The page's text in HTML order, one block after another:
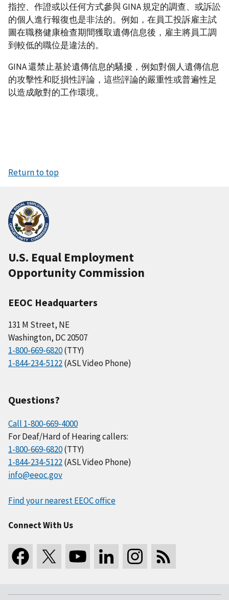
指控、作證或以任何方式參與 GINA 規定的調查、或訴訟
的個人進行報復也是非法的。例如，在員工投訴雇主試
圖在職務健康檢查期間獲取遺傳信息後，雇主將員工調
到較低的職位是違法的。
GINA 還禁止基於遺傳信息的騷擾，例如對個人遺傳信息
的攻擊性和貶損性評論，這些評論的嚴重性或普遍性足
以造成敵對的工作環境。
Return to top
U.S. Equal Employment
Opportunity Commission
EEOC Headquarters
131 M Street, NE
Washington, DC 20507
1-800-669-6820(TTY)
1-844-234-5122(ASL Video Phone)
Questions?
Call 1-800-669-4000
For Deaf/Hard of Hearing callers:
1-800-669-6820(TTY)
1-844-234-5122(ASL Video Phone)
info@eeoc.gov
Find your nearest EEOC office
Connect With Us